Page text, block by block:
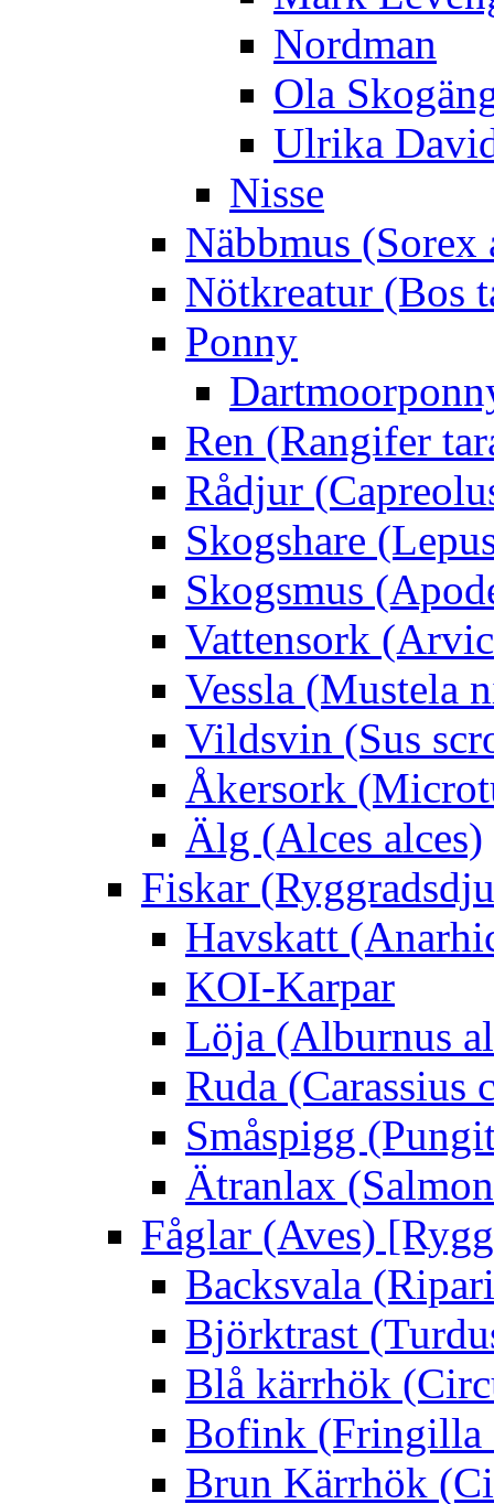
Nordman
Ola
Ulrika
Nisse
Näbbmus (Sorex
Nötkreatur (Bos
Ponny
Ren (Rangifer
Rådjur
Skogshare
Skogsmus
Vattensork
Vessla (Mustela
Vildsvin (Sus
Åkersork
Älg (Alces alces)
Fiskar
Havskatt
KOI-Karpar
Löja (Alburnus
Ruda (Carassius
Småspigg
Ätranlax
Fåglar (Aves)
Backsvala
Björktrast
Blå kärrhök
Bofink (Fringilla
Brun Kärrhök